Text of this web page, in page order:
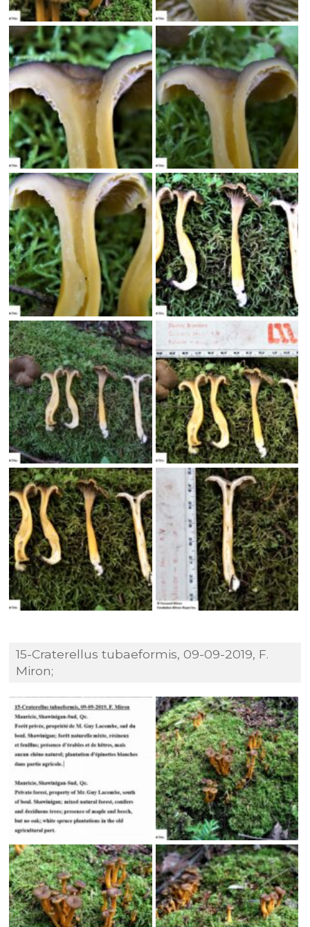
15-Craterellus tubaeformis, 09-09-2019, F.
Miron;